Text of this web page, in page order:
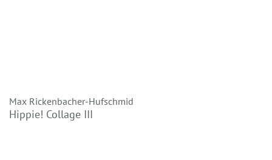
Max Rickenbacher-Hufschmid
Hippie! Collage III